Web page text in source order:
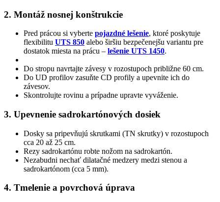
2. Montáž nosnej konštrukcie
Pred prácou si vyberte pojazdné lešenie, ktoré poskytuje
flexibilitu UTS 850 alebo širšiu bezpečenejšu variantu pre
dostatok miesta na prácu – lešenie UTS 1450.
Do stropu navrtajte závesy v rozostupoch približne 60 cm.
Do UD profilov zasuňte CD profily a upevnite ich do
závesov.
Skontrolujte rovinu a prípadne upravte vyváženie.
3. Upevnenie sadrokartónových dosiek
Dosky sa pripevňujú skrutkami (TN skrutky) v rozostupoch
cca 20 až 25 cm.
Rezy sadrokartónu robte nožom na sadrokartón.
Nezabudni nechať dilatačné medzery medzi stenou a
sadrokartónom (cca 5 mm).
4. Tmelenie a povrchová úprava